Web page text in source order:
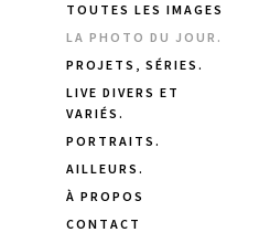
TOUTES LES IMAGES
LA PHOTO DU JOUR.
PROJETS, SÉRIES.
LIVE DIVERS ET
VARIÉS.
PORTRAITS.
AILLEURS.
À PROPOS
CONTACT